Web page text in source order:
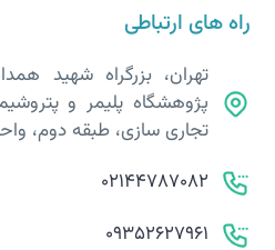
راه های ارتباطی
تهران، بزرگراه شهید
پژوهشگاه پلیمر و
تجاری سازی، طبقه دوم، واحد
02144787082
09352627961